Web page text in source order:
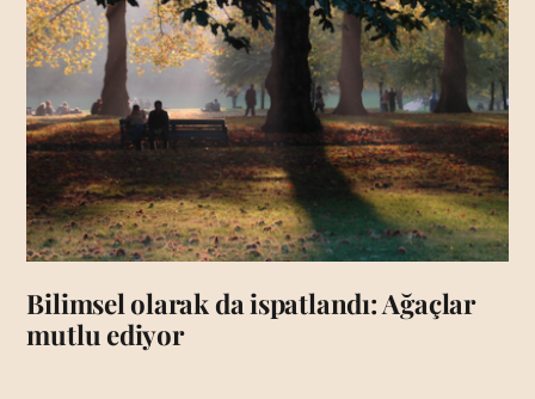
Bilimsel olarak da ispatlandı: Ağaçlar
mutlu ediyor